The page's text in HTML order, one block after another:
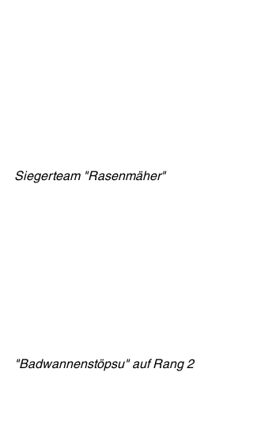
Siegerteam "Rasenmäher"
"Badwannenstöpsu" auf Rang 2